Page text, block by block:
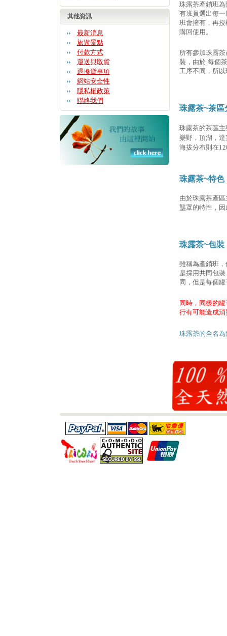
其他資訊
最新消息
旅遊景點
付款方式
運送與取貨
退換貨事項
網站安全性
隱私權政策
聯絡我們
珠露茶產銷班
有班員選出每
班會擁有，再
購回使用。
所有參加珠露
裝，由於 每個
工序不同，所
珠露茶~茶區
珠露茶的茶區
樂野，頂湖，
海拔分布則在
珠露茶~特色
由於珠露茶產
壟罩的特性，
珠露茶~包裝
雖稱為產銷班，
是採用共同包
同，但是每個
同時，同樣的
行有可能造成
珠露茶的全名